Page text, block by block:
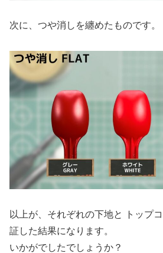
次に、つや消しを纏めたものです。
以上が、それぞれの下地と トップ
証した結果になります。
いかがでしたでしょうか？